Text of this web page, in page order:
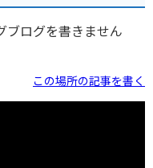
ブログを書きません
この場所の記事を書く